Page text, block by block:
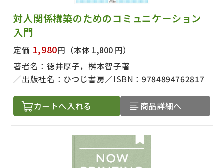
対人関係構築のためのコミュニケーション
入門
定価 1,980円 （本体 1,800 円）
著者名： 徳井厚子，桝本智子著
出版社名： ひつじ書房 ISBN：9784894762817
カートへ入れる 商品詳細へ